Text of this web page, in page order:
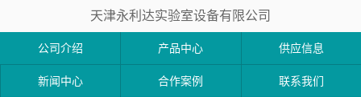
天津永利达实验室设备有限公司
公司介绍 产品中心 供应信息
新闻中心 合作案例 联系我们